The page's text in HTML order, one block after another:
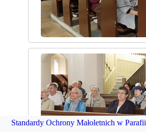
Standardy Ochrony Małoletnich w Parafii